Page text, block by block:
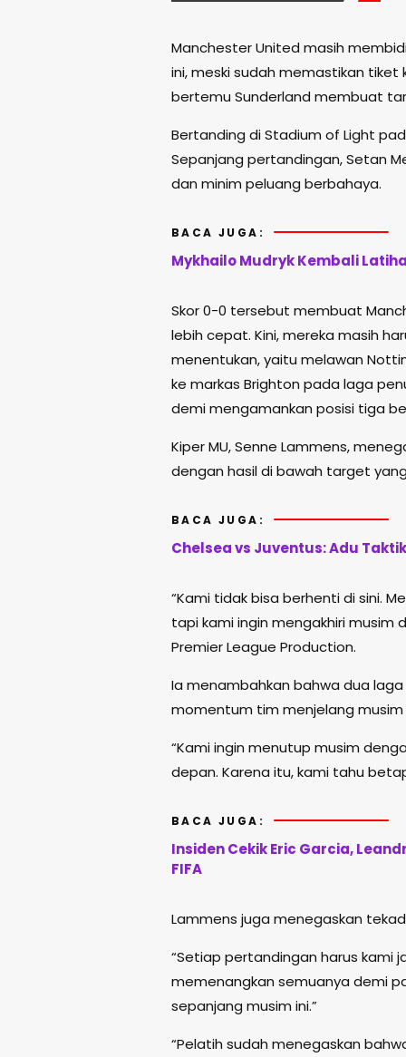
Manchester United masih
ini, meski sudah memastikan
bertemu Sunderland membuat
Bertanding diStadium of Light
Sepanjang pertandingan, Setan
dan minim peluang berbahaya.
BACA JUGA:
Mykhailo Mudryk Kembali
Skor 0-0 tersebut membuat
lebih cepat. Kini, mereka masih
menentukan, yaitu melawan
ke markas Brighton pada laga
demi mengamankan posisi tiga
Kiper MU,Senne Lammens,
dengan hasil di bawah target
BACA JUGA:
Chelsea vs Juventus: Adu
“Kami tidak bisa berhenti di sini.
tapi kami ingin mengakhiri musim
Premier League Production.
Ia menambahkan bahwa dua
momentum tim menjelang musim
“Kami ingin menutup musim
depan. Karena itu, kami tahu
BACA JUGA:
Insiden Cekik Eric Garcia,
FIFA
Lammens juga menegaskan
“Setiap pertandingan harus kami
memenangkan semuanya demi
sepanjang musim ini.”
“Pelatih sudah menegaskan